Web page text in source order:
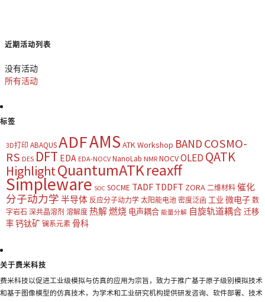
近期活动列表
没有活动
所有活动
标签
3D打印 ABAQUSADFAMS ATK Workshop BAND COSMO-
RS DES DFT EDA EDA-NOCV NanoLab NMR NOCVOLED QATK
HighlightQuantumATKreaxff
Simpleware SOC SOCME TADF TDDFT ZORA 二维材料 催化
分子动力学 半导体 反应分子动力学 太阳能电池 密度泛函 工业 微电子 数
字岩石 深共晶溶剂 溶解度 热解燃烧 电声耦合 能量分解 自旋轨道耦合迁移
率钙钛矿 镧系元素 骨科
关于费米科技
费米科技以促进工业级模拟与仿真的应用为宗旨，致力于推广基于原子级别模拟技术
和基于图像模型的仿真技术，为学术和工业研究机构提供研发咨询、软件部署、技术